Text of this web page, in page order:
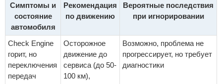
Симптомы и
состояние
автомобиля
Рекомендация
по движению
Вероятные последствия
при игнорировании
Check Engine
горит, но
переключения
передач
Осторожное
движение до
сервиса (до 50-
100 км),
Возможно, проблема не
прогрессирует, но требует
диагностики